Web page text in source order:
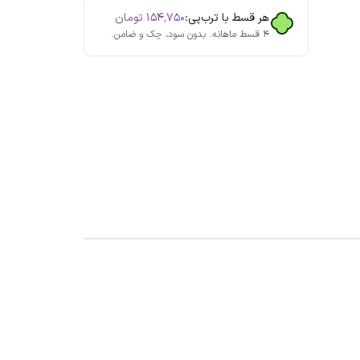
هر قسط با ترب‌پی:۱۵۴٬۷۵۰تومان
۴ قسط ماهانه. بدون سود، چک و ضامن.